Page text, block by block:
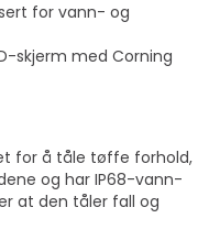
for vann- og
skjerm med Corning
for å tåle tøffe forhold,
og har IP68-vann-
at den tåler fall og